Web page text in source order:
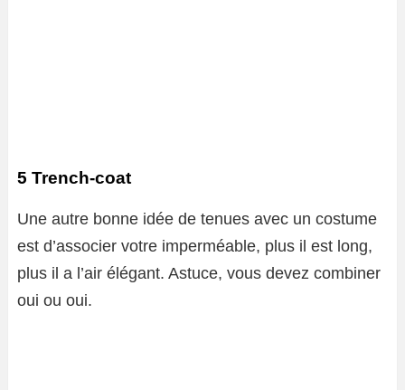
5 Trench-coat
Une autre bonne idée de tenues avec un costume
est d’associer votre imperméable, plus il est long,
plus il a l’air élégant. Astuce, vous devez combiner
oui ou oui.